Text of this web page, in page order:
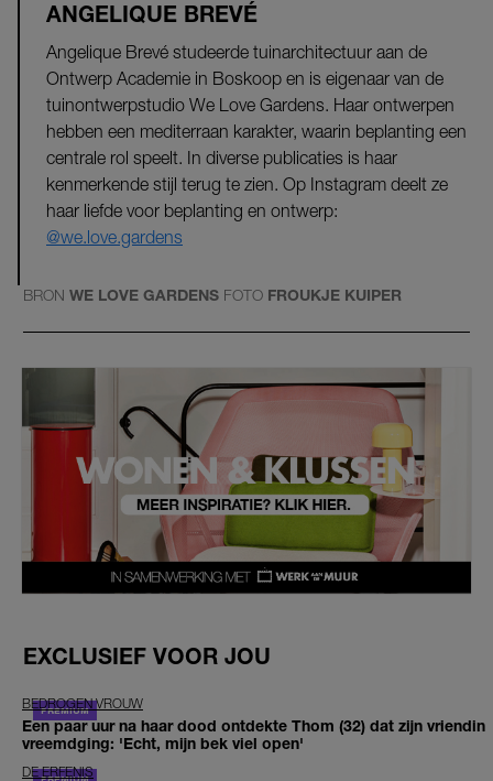
ANGELIQUE BREVÉ
Angelique Brevé studeerde tuinarchitectuur aan de
Ontwerp Academie in Boskoop en is eigenaar van de
tuinontwerpstudio We Love Gardens. Haar ontwerpen
hebben een mediterraan karakter, waarin beplanting een
centrale rol speelt. In diverse publicaties is haar
kenmerkende stijl terug te zien. Op Instagram deelt ze
haar liefde voor beplanting en ontwerp:
@we.love.gardens
BRON WE LOVE GARDENS FOTO FROUKJE KUIPER
EXCLUSIEF VOOR JOU
BEDROGEN VROUW
Een paar uur na haar dood ontdekte Thom (32) dat zijn vriendin
vreemdging: 'Echt, mijn bek viel open'
DE ERFENIS